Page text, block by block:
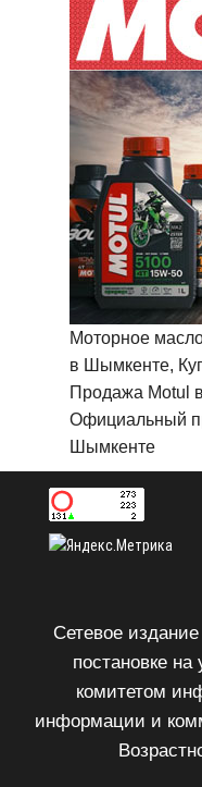
Моторное
в Шымкенте,
Продажа Motul
Официальный
Шымкенте
Сетевое
постановке
комитетом
информации и